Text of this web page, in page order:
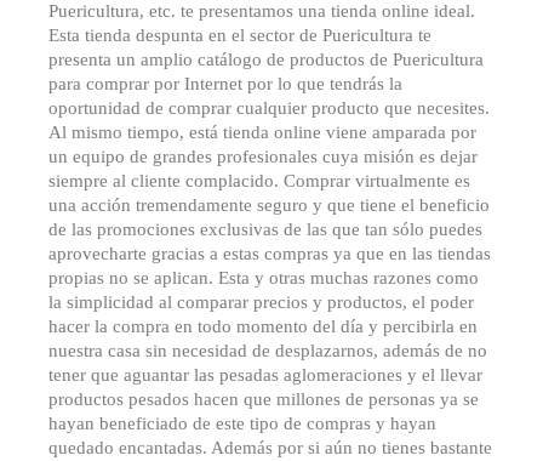
Puericultura, etc. te presentamos una tienda online ideal.
Esta tienda despunta en el sector de Puericultura te
presenta un amplio catálogo de productos de Puericultura
para comprar por Internet por lo que tendrás la
oportunidad de comprar cualquier producto que necesites.
Al mismo tiempo, está tienda online viene amparada por
un equipo de grandes profesionales cuya misión es dejar
siempre al cliente complacido. Comprar virtualmente es
una acción tremendamente seguro y que tiene el beneficio
de las promociones exclusivas de las que tan sólo puedes
aprovecharte gracias a estas compras ya que en las tiendas
propias no se aplican. Esta y otras muchas razones como
la simplicidad al comparar precios y productos, el poder
hacer la compra en todo momento del día y percibirla en
nuestra casa sin necesidad de desplazarnos, además de no
tener que aguantar las pesadas aglomeraciones y el llevar
productos pesados hacen que millones de personas ya se
hayan beneficiado de este tipo de compras y hayan
quedado encantadas. Además por si aún no tienes bastante